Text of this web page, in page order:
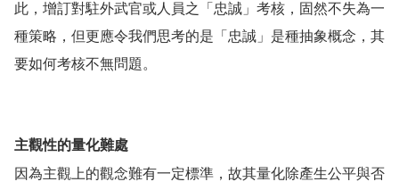
此，增訂對駐外武官或人員之「忠誠」考核，固然不失為一
種策略，但更應令我們思考的是「忠誠」是種抽象概念，其
要如何考核不無問題。
主觀性的量化難處
因為主觀上的觀念難有一定標準，故其量化除產生公平與否